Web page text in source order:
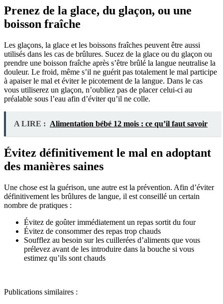
Prenez de la glace, du glaçon, ou une
boisson fraîche
Les glaçons, la glace et les boissons fraîches peuvent être aussi
utilisés dans les cas de brûlures. Sucez de la glace ou du glaçon ou
prendre une boisson fraîche après s’être brûlé la langue neutralise la
douleur. Le froid, même s’il ne guérit pas totalement le mal participe
à apaiser le mal et éviter le picotement de la langue. Dans le cas
vous utiliserez un glaçon, n’oubliez pas de placer celui-ci au
préalable sous l’eau afin d’éviter qu’il ne colle.
A LIRE : Alimentation bébé 12 mois : ce qu’il faut savoir
Évitez définitivement le mal en adoptant
des manières saines
Une chose est la guérison, une autre est la prévention. Afin d’éviter
définitivement les brûlures de langue, il est conseillé un certain
nombre de pratiques :
Évitez de goûter immédiatement un repas sortit du four
Évitez de consommer des repas trop chauds
Soufflez au besoin sur les cuillerées d’aliments que vous
prélevez avant de les introduire dans la bouche si vous
estimez qu’ils sont chauds
Publications similaires :